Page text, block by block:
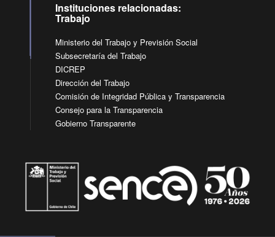
Instituciones relacionadas:
Trabajo
Ministerio del Trabajo y Previsión Social
Subsecretaría del Trabajo
DICREP
Dirección del Trabajo
Comisión de Integridad Pública y Transparencia
Consejo para la Transparencia
Gobierno Transparente